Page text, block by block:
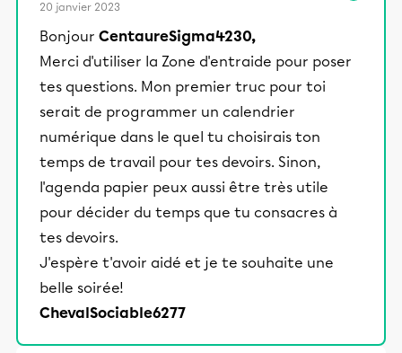
20 janvier 2023
Bonjour CentaureSigma4230,
Merci d'utiliser la Zone d'entraide pour poser
tes questions. Mon premier truc pour toi
serait de programmer un calendrier
numérique dans le quel tu choisirais ton
temps de travail pour tes devoirs. Sinon,
l'agenda papier peux aussi être très utile
pour décider du temps que tu consacres à
tes devoirs.
J'espère t'avoir aidé et je te souhaite une
belle soirée!
ChevalSociable6277